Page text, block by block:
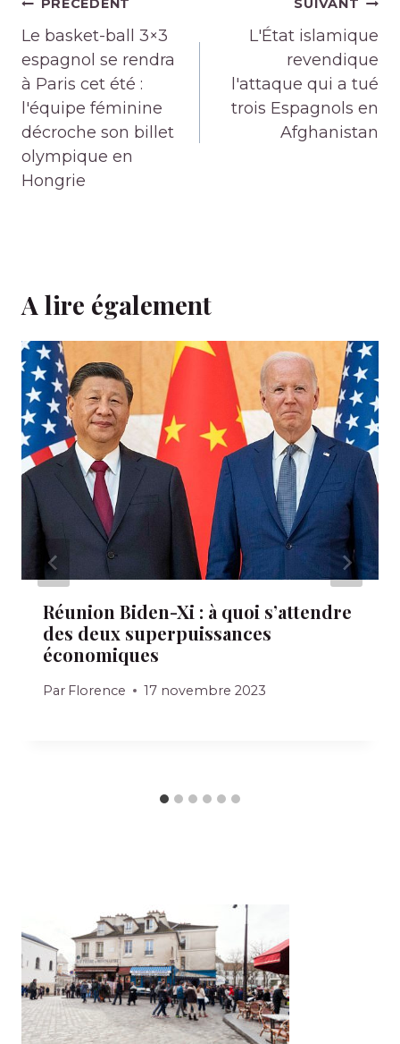
de
l’article
PRÉCÉDENT
Le basket-ball 3×3
espagnol se rendra
à Paris cet été :
l'équipe féminine
décroche son billet
olympique en
Hongrie
SUIVANT
L'État islamique
revendique
l'attaque qui a tué
trois Espagnols en
Afghanistan
A lire également
Réunion Biden-Xi : à quoi s’attendre
des deux superpuissances
économiques
Par Florence 17 novembre 2023